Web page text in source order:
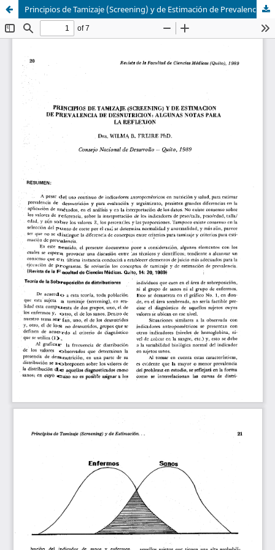
Principios de Tamizaje (Screening) y de Estimación de Prevalencia de Desnutrición: Algunas notas para la reflexión.